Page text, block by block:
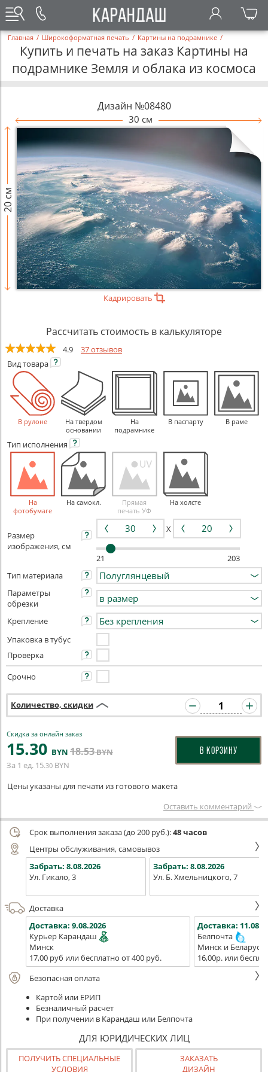
Главная / Широкоформатная печать / Картины на подрамнике /
Купить и печать на заказ Картины на
подрамнике Земля и облака из космоса
Дизайн №08480
30 см
20 см
Кадрировать
Рассчитать стоимость в калькуляторе
4.9
37 отзывов
Видтовара
В рулоне
На твердом
основании
На
подрамнике
В паспарту В раме
Тип исполнения
На
фотобумаге
На самокл.
Прямая
печать УФ
На холсте
Размер
изображения, см
X
21
203
Тип материала
Параметры
обрезки
Крепление
Упаковка в тубус
Проверка
Срочно
Количество, скидки
Скидка за онлайн заказ
15.30 BYN 18.53BYN
За 1 ед. 15.30 BYN
В КОРЗИНУ
Цены указаны для печати из готового макета
Оставить комментарий
Срок выполнения заказа (до 200 руб.):48 часов
Центры обслуживания, самовывоз
Забрать: 8.08.2026
Ул. Гикало, 3
Забрать: 8.08.2026
Ул. Б. Хмельницкого, 7
Доставка
Доставка: 9.08.2026
Курьер Карандаш
Минск
17,00 руб или бесплатно от 400 руб.
Доставка:
Белпочта
Минск и Беларусь
16,00р. или
Безопасная оплата
Картой или ЕРИП
Безналичный расчет
При получении в Карандаш или Белпочта
ДЛЯ ЮРИДИЧЕСКИХ ЛИЦ
ПОЛУЧИТЬ СПЕЦИАЛЬНЫЕ
УСЛОВИЯ
ЗАКАЗАТЬ
ДИЗАЙН